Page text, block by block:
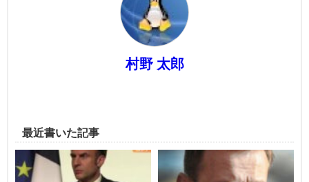
村野 太郎
最近書いた記事